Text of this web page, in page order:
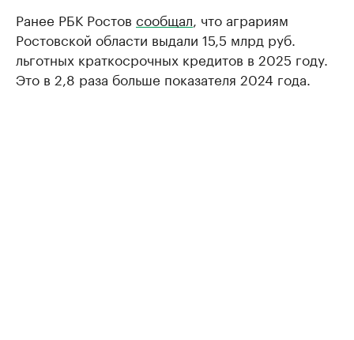
Ранее РБК Ростов сообщал , что аграриям
Ростовской области выдали 15,5 млрд руб.
льготных краткосрочных кредитов в 2025 году.
Это в 2,8 раза больше показателя 2024 года.